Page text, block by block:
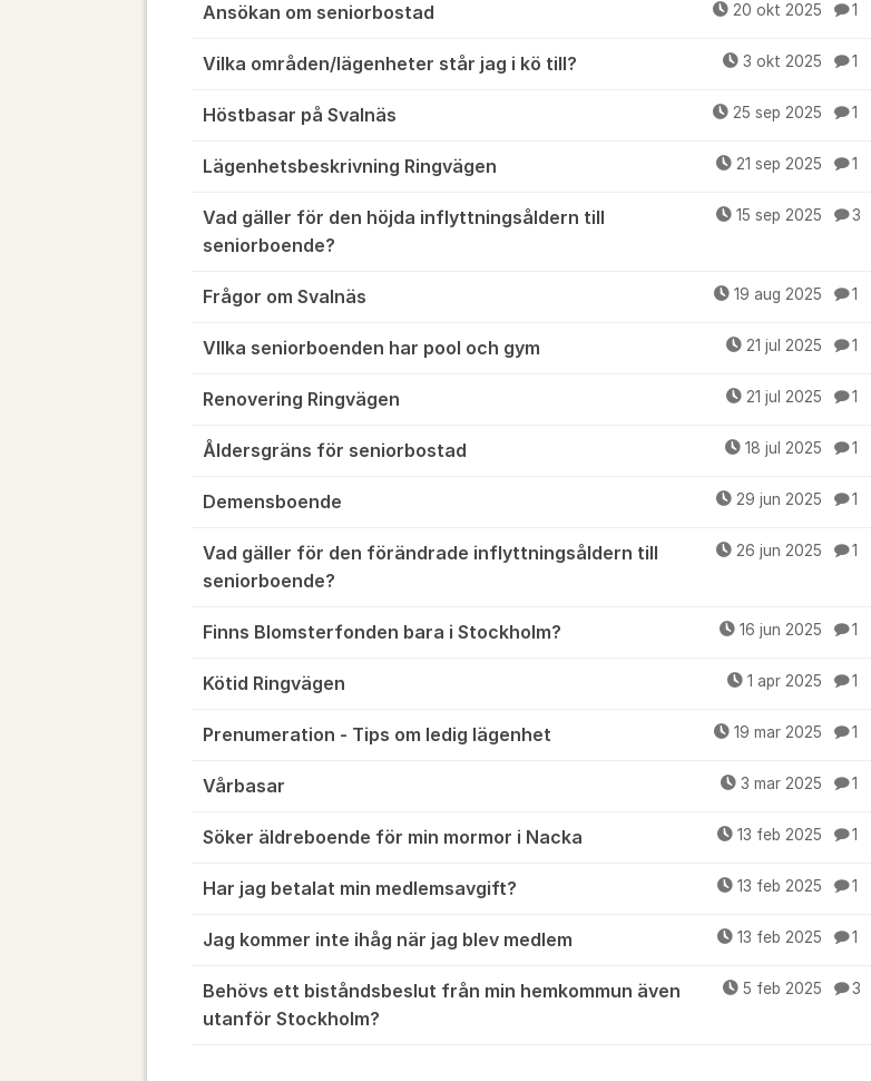
Ansökan om seniorbostad 20 okt 2025 1
Vilka områden/lägenheter står jag i kö till? 3 okt 2025 1
Höstbasar på Svalnäs 25 sep 2025 1
Lägenhetsbeskrivning Ringvägen 21 sep 2025 1
Vad gäller för den höjda inflyttningsåldern till
seniorboende?
15 sep 2025 3
Frågor om Svalnäs 19 aug 2025 1
VIlka seniorboenden har pool och gym 21 jul 2025 1
Renovering Ringvägen 21 jul 2025 1
Åldersgräns för seniorbostad 18 jul 2025 1
Demensboende 29 jun 2025 1
Vad gäller för den förändrade inflyttningsåldern till
seniorboende?
26 jun 2025 1
Finns Blomsterfonden bara i Stockholm? 16 jun 2025 1
Kötid Ringvägen 1 apr 2025 1
Prenumeration - Tips om ledig lägenhet 19 mar 2025 1
Vårbasar 3 mar 2025 1
Söker äldreboende för min mormor i Nacka 13 feb 2025 1
Har jag betalat min medlemsavgift? 13 feb 2025 1
Jag kommer inte ihåg när jag blev medlem 13 feb 2025 1
Behövs ett biståndsbeslut från min hemkommun även
utanför Stockholm?
5 feb 2025 3